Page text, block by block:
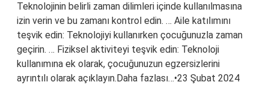
Teknolojinin belirli zaman dilimleri içinde kullanılmasına
izin verin ve bu zamanı kontrol edin. … Aile katılımını
teşvik edin: Teknolojiyi kullanırken çocuğunuzla zaman
geçirin. … Fiziksel aktiviteyi teşvik edin: Teknoloji
kullanımına ek olarak, çocuğunuzun egzersizlerini
ayrıntılı olarak açıklayın.Daha fazlası…•23 Şubat 2024